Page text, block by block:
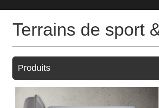
Terrains de sport
Produits